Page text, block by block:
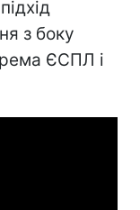
з боку
ЄСПЛ і